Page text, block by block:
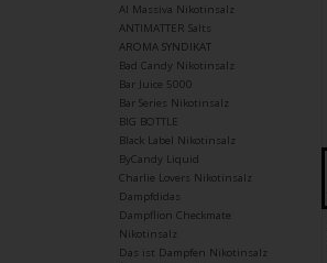
Al Massiva Nikotinsalz
ANTIMATTER Salts
AROMA SYNDIKAT
Bad Candy Nikotinsalz
Bar Juice 5000
Bar Series Nikotinsalz
BIG BOTTLE
Black Label Nikotinsalz
ByCandy Liquid
Charlie Lovers Nikotinsalz
Dampfdidas
Dampflion Checkmate
Nikotinsalz
Das ist Dampfen Nikotinsalz